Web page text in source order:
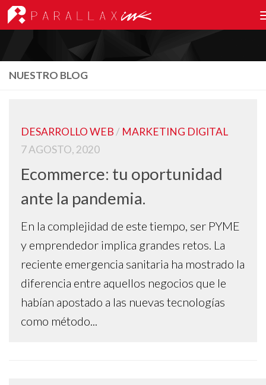
NUESTRO BLOG
DESARROLLO WEB / MARKETING DIGITAL
7 AGOSTO, 2020
Ecommerce: tu oportunidad
ante la pandemia.
En la complejidad de este tiempo, ser PYME
y emprendedor implica grandes retos. La
reciente emergencia sanitaria ha mostrado la
diferencia entre aquellos negocios que le
habían apostado a las nuevas tecnologías
como método...